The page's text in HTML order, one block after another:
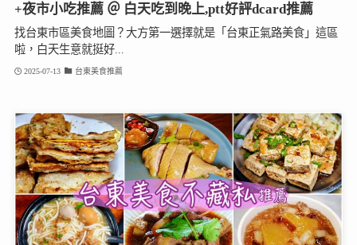
+夜市小吃推薦 ＠ 白天吃到晚上,ptt好評dcard推薦
找台東市區美食地圖？大方第一選擇就是「台東正氣路美食」這區
啦，白天生意就挺好...
2025-07-13 台東美食推薦